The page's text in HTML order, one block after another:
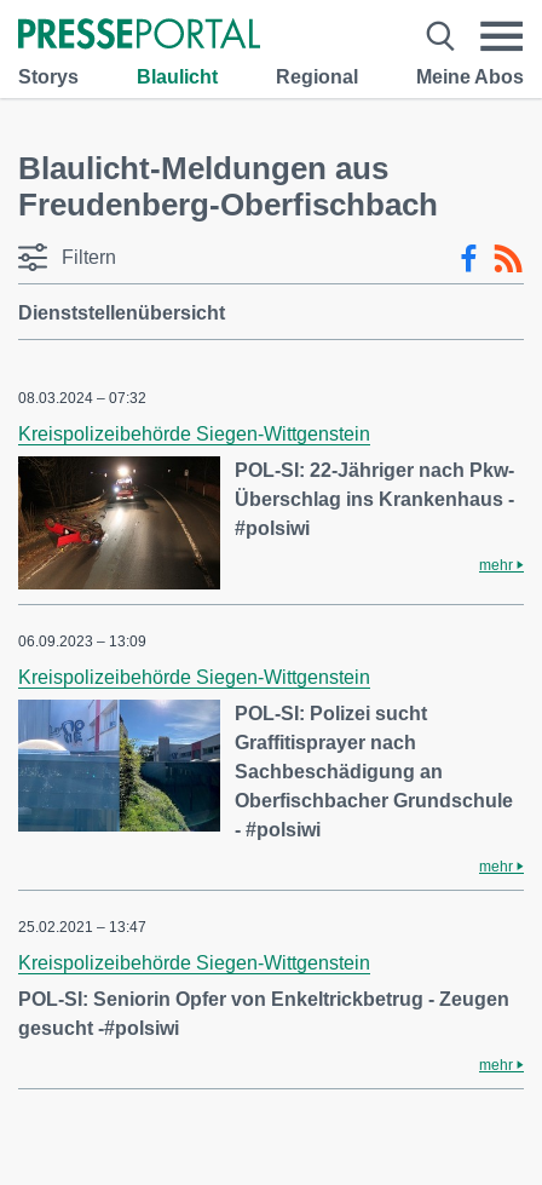
Storys Blaulicht Regional Meine Abos
Blaulicht-Meldungen aus
Freudenberg-Oberfischbach
Filtern
Dienststellenübersicht
08.03.2024 – 07:32
Kreispolizeibehörde Siegen-Wittgenstein
POL-SI: 22-Jähriger nach Pkw-
Überschlag ins Krankenhaus -
#polsiwi
mehr
06.09.2023 – 13:09
Kreispolizeibehörde Siegen-Wittgenstein
POL-SI: Polizei sucht
Graffitisprayer nach
Sachbeschädigung an
Oberfischbacher Grundschule
- #polsiwi
mehr
25.02.2021 – 13:47
Kreispolizeibehörde Siegen-Wittgenstein
POL-SI: Seniorin Opfer von Enkeltrickbetrug - Zeugen
gesucht -#polsiwi
mehr